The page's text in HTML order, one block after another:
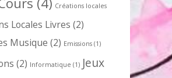
Créations locales
Locales Livres (2)
Musique (2) Emissions (1)
(2) Informatique (1) Jeux